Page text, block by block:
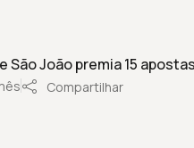
São João premia 15
Compartilhar